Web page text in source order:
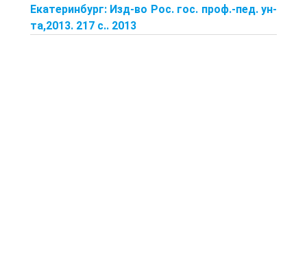
Екатеринбург: Изд-во Рос. гос. проф.-пед. ун-
та,2013. 217 с.. 2013